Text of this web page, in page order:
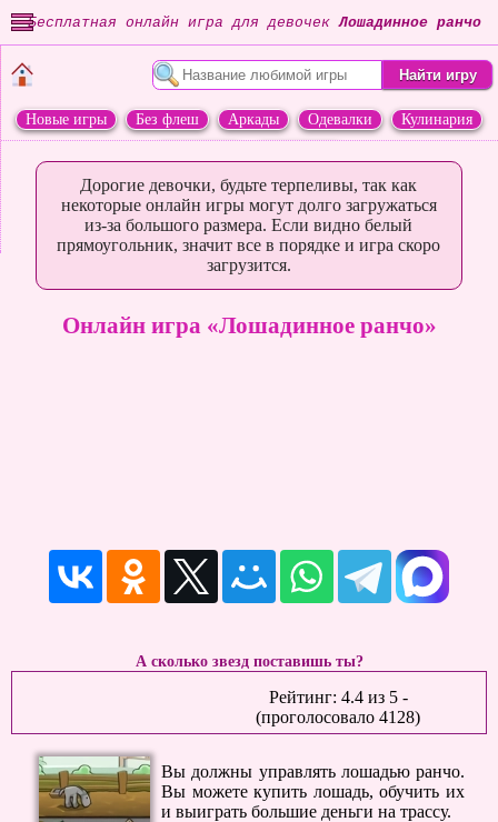
Бесплатная онлайн игра для девочекЛошадинное ранчо
Новые игры Без флеш Аркады Одевалки
Кулинария
Дорогие девочки, будьте терпеливы, так как
некоторые онлайн игры могут долго загружаться
из-за большого размера. Если видно белый
прямоугольник, значит все в порядке и игра скоро
загрузится.
Онлайн игра «Лошадинное ранчо»
А сколько звезд поставишь ты?
Рейтинг: 4.4из 5-
(проголосовало 4128)
Вы должны управлять лошадью ранчо.
Вы можете купить лошадь, обучить их
и выиграть большие деньги на трассу.